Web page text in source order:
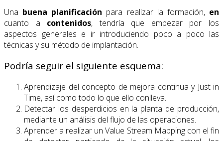
Una buena planificación para realizar la formación, en
cuanto a contenidos, tendría que empezar por los
aspectos generales e ir introduciendo poco a poco las
técnicas y su método de implantación.
Podría seguir el siguiente esquema:
Aprendizaje del concepto de mejora continua y Just in
Time, así como todo lo que ello conlleva.
Detectar los desperdicios en la planta de producción,
mediante un análisis del flujo de las operaciones.
Aprender a realizar un Value Stream Mapping con el fin